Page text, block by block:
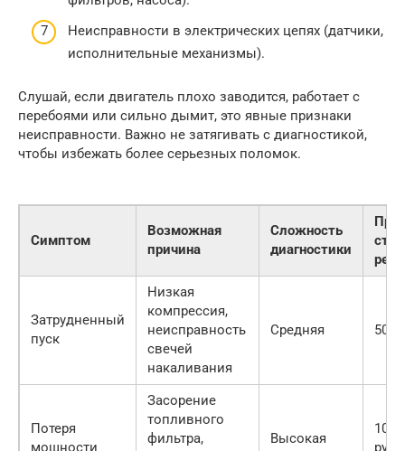
Неисправности в электрических цепях (датчики,
исполнительные механизмы).
Слушай, если двигатель плохо заводится, работает с
перебоями или сильно дымит, это явные признаки
неисправности. Важно не затягивать с диагностикой,
чтобы избежать более серьезных поломок.
Симптом
Возможная
причина
Сложность
диагностики
Затрудненный
пуск
Низкая
компрессия,
неисправность
свечей
накаливания
Средняя
Потеря
мощности
Засорение
топливного
фильтра,
Высокая
руб.